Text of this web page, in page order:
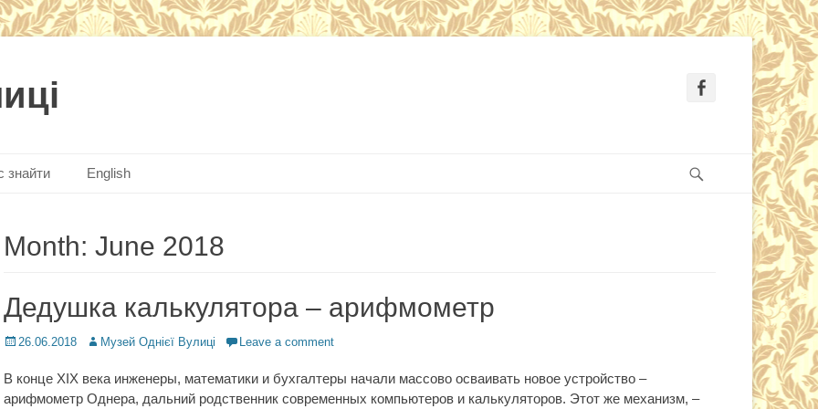
Facebook
знайти English
Search
Month: June 2018
Дедушка калькулятора – арифмометр
Posted
26.06.2018 Author
Музей Однієї Вулиці Leave a comment
В конце XIX века инженеры, математики и бухгалтеры начали массово осваивать новое устройство –
арифмометр Однера, дальний родственник современных компьютеров и калькуляторов. Этот же механизм, –